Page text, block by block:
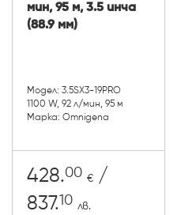
мин, 95 м, 3.5 инча
(88.9 мм)
Модел: 3.5SX3-19PRO
1100 W, 92 л/мин, 95 м
Марка: Omnigena
428.00 € /
837.10 лв.